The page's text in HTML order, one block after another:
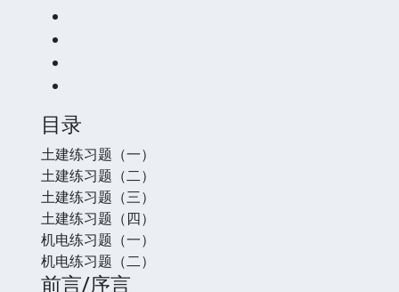
目录
土建练习题（一）
土建练习题（二）
土建练习题（三）
土建练习题（四）
机电练习题（一）
机电练习题（二）
前言/序言